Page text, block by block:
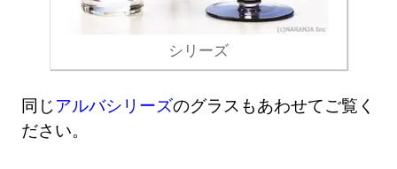
シリーズ
同じ アルバシリーズのグラスもあわせてご覧く
ださい。